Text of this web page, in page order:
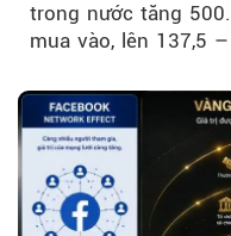
trong nước tăng
mua vào, lên 137,5
trì trên ngưỡng